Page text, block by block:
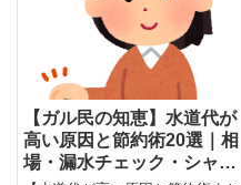
【ガル民の知恵】水道代が
高い原因と節約術20選｜相
場・漏水チェック・シャワ